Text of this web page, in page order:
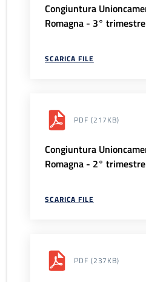
Congiuntura
Romagna - 3°
SCARICA FILE
PDF (217KB)
Congiuntura
Romagna - 2°
SCARICA FILE
PDF (237KB)